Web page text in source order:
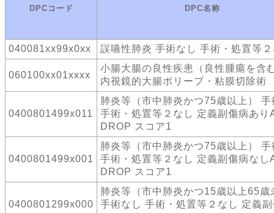
DPCコード DPC名称
040081xx99x0xx 誤嚥性肺炎 手術なし 手術・処置等
060100xx01xxxx
小腸大腸の良性疾患（良性腫瘍を含
内視鏡的大腸ポリープ・粘膜切除術
0400801499x011
肺炎等（市中肺炎かつ75歳以上） 手
手術・処置等２なし 定義副傷病あり
DROP スコア1
0400801499x001
肺炎等（市中肺炎かつ75歳以上） 手
手術・処置等２なし 定義副傷病なし
DROP スコア1
0400801299x000
肺炎等（市中肺炎かつ15歳以上65歳
手術なし 手術・処置等２なし 定義